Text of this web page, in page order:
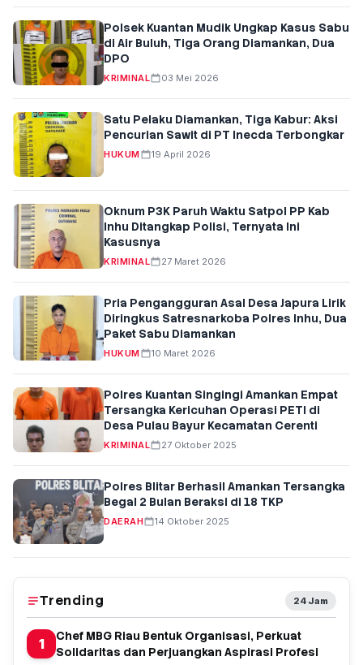
Polsek Kuantan Mudik Ungkap Kasus Sabu
di Air Buluh, Tiga Orang Diamankan, Dua
DPO
KRIMINAL 03 Mei 2026
Satu Pelaku Diamankan, Tiga Kabur: Aksi
Pencurian Sawit di PT Inecda Terbongkar
HUKUM 19 April 2026
Oknum P3K Paruh Waktu Satpol PP Kab
Inhu Ditangkap Polisi, Ternyata Ini
Kasusnya
KRIMINAL 27 Maret 2026
Pria Pengangguran Asal Desa Japura Lirik
Diringkus Satresnarkoba Polres Inhu, Dua
Paket Sabu Diamankan
HUKUM 10 Maret 2026
Polres Kuantan Singingi Amankan Empat
Tersangka Kericuhan Operasi PETI di
Desa Pulau Bayur Kecamatan Cerenti
KRIMINAL 27 Oktober 2025
Polres Blitar Berhasil Amankan Tersangka
Begal 2 Bulan Beraksi di 18 TKP
DAERAH 14 Oktober 2025
Trending 24 Jam
1
Chef MBG Riau Bentuk Organisasi, Perkuat
Solidaritas dan Perjuangkan Aspirasi Profesi